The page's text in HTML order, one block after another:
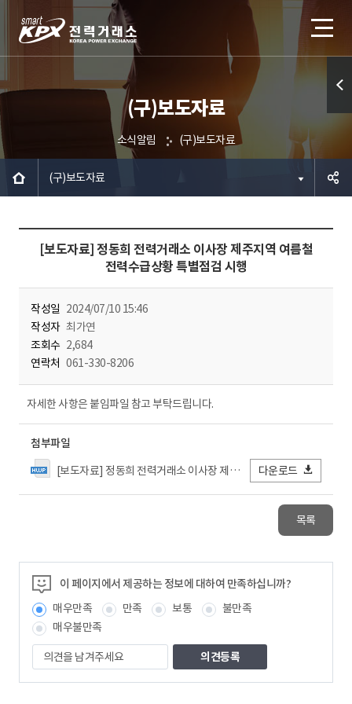
(구)보도자료
소식알림 (구)보도자료
(구)보도자료
[보도자료] 정동희 전력거래소 이사장 제주지역 여름철
전력수급상황 특별점검 시행
작성일 2024/07/10 15:46
작성자 최가연
조회수 2,684
연락처 061-330-8206
자세한 사항은 붙임파일 참고 부탁드립니다.
첨부파일
[보도자료] 정동희 전력거래소 이사장 제주지역 여름철 전력수급상황 특별점검 시행.hwp
다운로드
목록
이 페이지에서 제공하는 정보에 대하여 만족하십니까?
매우만족
만족 보통
불만족
매우불만족
의
견
을